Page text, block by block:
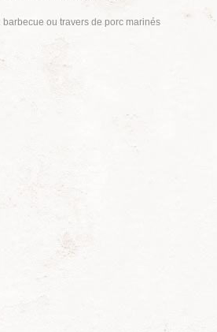
barbecue ou travers de porc marinés